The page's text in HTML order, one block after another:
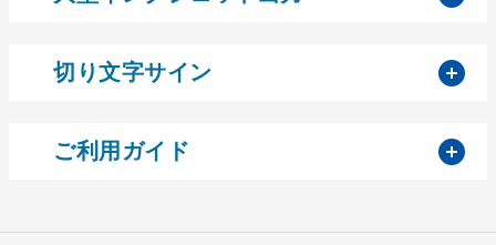
切り文字サイン
ご利用ガイド